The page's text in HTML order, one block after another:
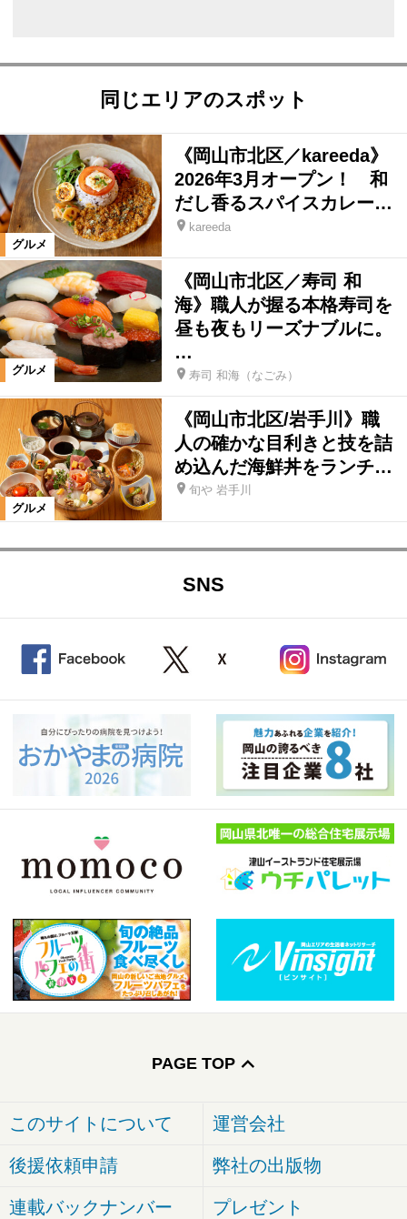
同じエリアのスポット
グルメ
《岡山市北区／kareeda》
2026年3月オープン！ 和
だし香るスパイスカレー…
kareeda
グルメ
《岡山市北区／寿司 和
海》職人が握る本格寿司を
昼も夜もリーズナブルに。
…
寿司 和海（なごみ）
グルメ
《岡山市北区/岩手川》職
人の確かな目利きと技を詰
め込んだ海鮮丼をランチ…
旬や 岩手川
SNS
PAGE TOP
このサイトについて 運営会社
後援依頼申請 弊社の出版物
連載バックナンバー プレゼント